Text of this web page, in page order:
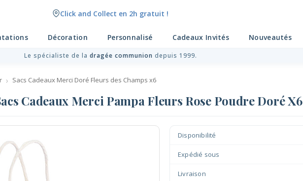
Click and Collect en 2h gratuit !
Livraison point relais gratuit dès 89 € !
Décoration Personnalisé Cadeaux Invités Nouveautés
Le spécialiste de la dragée communion depuis 1999.
Sacs Cadeaux Merci Doré Fleurs des Champs x6
Cadeaux Merci Pampa Fleurs Rose Poudre Doré X6
Disponibilité
Expédié sous
Livraison